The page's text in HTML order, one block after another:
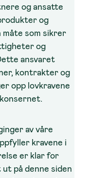
og ansatte
og
som sikrer
og
ansvaret
kontrakter og
opp lovkravene
av våre
kravene i
er klar for
på denne siden